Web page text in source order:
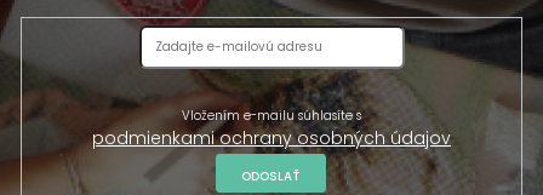
Vložením e-mailu súhlasíte s
podmienkami ochrany osobných údajov
ODOSLAŤ